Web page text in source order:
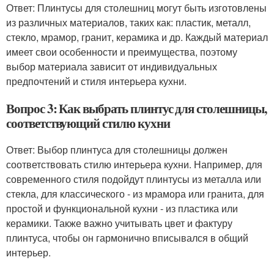
Ответ: Плинтусы для столешниц могут быть изготовлены
из различных материалов, таких как: пластик, металл,
стекло, мрамор, гранит, керамика и др. Каждый материал
имеет свои особенности и преимущества, поэтому
выбор материала зависит от индивидуальных
предпочтений и стиля интерьера кухни.
Вопрос 3: Как выбрать плинтус для столешницы,
соответствующий стилю кухни
Ответ: Выбор плинтуса для столешницы должен
соответствовать стилю интерьера кухни. Например, для
современного стиля подойдут плинтусы из металла или
стекла, для классического - из мрамора или гранита, для
простой и функциональной кухни - из пластика или
керамики. Также важно учитывать цвет и фактуру
плинтуса, чтобы он гармонично вписывался в общий
интерьер.